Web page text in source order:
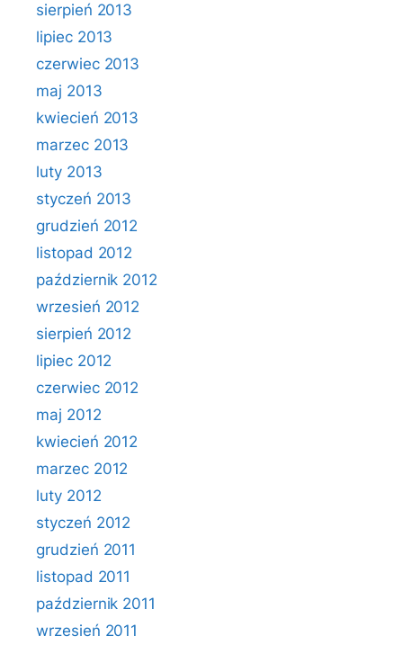
sierpień 2013
lipiec 2013
czerwiec 2013
maj 2013
kwiecień 2013
marzec 2013
luty 2013
styczeń 2013
grudzień 2012
listopad 2012
październik 2012
wrzesień 2012
sierpień 2012
lipiec 2012
czerwiec 2012
maj 2012
kwiecień 2012
marzec 2012
luty 2012
styczeń 2012
grudzień 2011
listopad 2011
październik 2011
wrzesień 2011